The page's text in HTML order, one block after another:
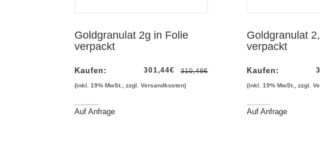
Goldgranulat 2g in Folie
verpackt
Kaufen: 301,44€ 310,48€
(inkl. 19% MwSt., zzgl. Versandkosten)
Auf Anfrage
Goldgranulat
verpackt
Kaufen:
(inkl. 19% MwSt., zzgl.
Auf Anfrage